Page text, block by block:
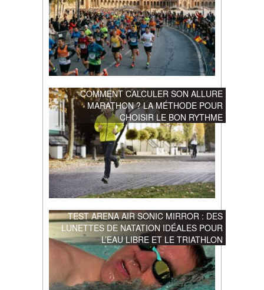
COMMENT CALCULER SON ALLURE
MARATHON ? LA MÉTHODE POUR
CHOISIR LE BON RYTHME
TEST ARENA AIR SONIC MIRROR : DES
LUNETTES DE NATATION IDÉALES POUR
L’EAU LIBRE ET LE TRIATHLON